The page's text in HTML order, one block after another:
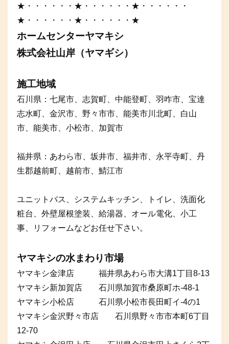
★・・・・・・★・・・・・・★・・・・・・
★・・・・・・★・・・・・・★
ホームセンターヤマキシ
株式会社山岸（ヤマギシ）
施工地域
石川県：七尾市、志賀町、中能登町、羽咋市、宝達
志水町、金沢市、野々市市、能美市川北町、白山
市、能美市、小松市、加賀市
福井県：あわら市、坂井市、福井市、永平寺町、丹
生郡越前町、越前市、鯖江市
ユニットバス、システムキッチン、トイレ、洗面化
粧台、外壁屋根塗装、給湯器、オール電化、小工
事、リフォームなどお任せ下さい。
ヤマキシの水まわり市場
ヤマキシ金津店 福井県あわら市大溝1丁目8-13
ヤマキシ新加賀店 石川県加賀市桑原町ホ-48-1
ヤマキシ小松店 石川県小松市長田町イ-4の1
ヤマキシ金沢野々市店 石川県野々市市本町6丁目
12-70